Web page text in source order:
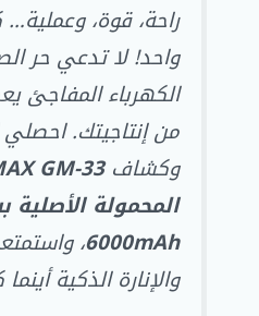
راحة، قوة،
واحد! لا تدعي حر
الكهرباء المفاجئ
من إنتاجيتك.
وكشافGM-33
المحمولة الأصلية
6000mAh،
والإنارة الذكية